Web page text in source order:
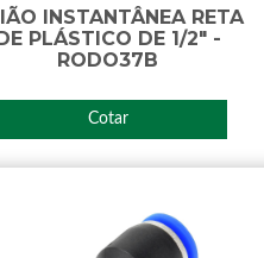
INSTANTÂNEA RETA
PLÁSTICO DE 1/2" -
RODO37B
Cotar